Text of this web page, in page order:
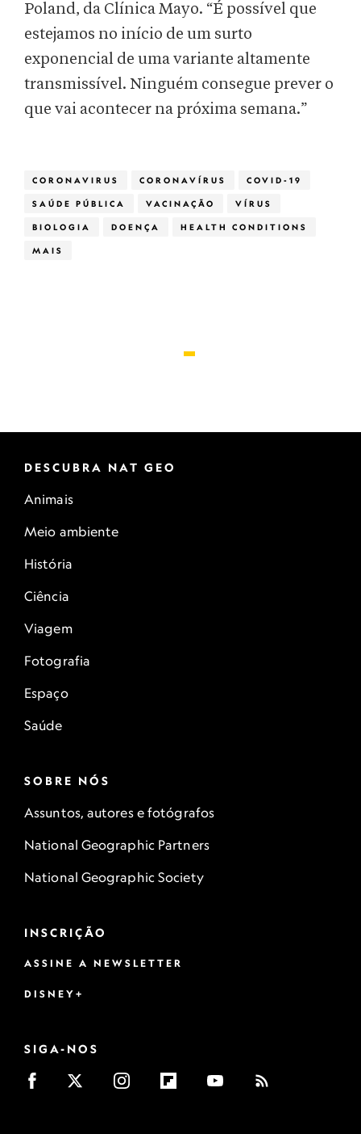
Poland, da Clínica Mayo. “É possível que
estejamos no início de um surto
exponencial de uma variante altamente
transmissível. Ninguém consegue prever o
que vai acontecer na próxima semana.”
CORONAVIRUS CORONAVÍRUS COVID-19
SAÚDE PÚBLICA VACINAÇÃO VÍRUS
BIOLOGIA DOENÇA HEALTH CONDITIONS
MAIS
DESCUBRA NAT GEO
Animais
Meio ambiente
História
Ciência
Viagem
Fotografia
Espaço
Saúde
SOBRE NÓS
Assuntos, autores e fotógrafos
National Geographic Partners
National Geographic Society
INSCRIÇÃO
ASSINE A NEWSLETTER
DISNEY+
SIGA-NOS